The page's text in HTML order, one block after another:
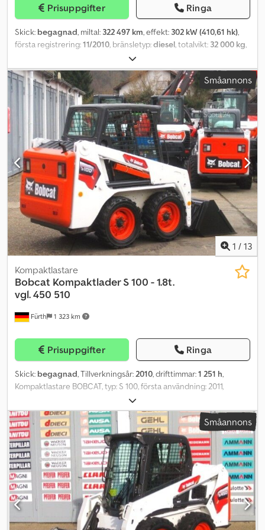
Prisuppgifter Ringa
Skick: begagnad, miltal: 322 497 km, effekt: 302 kW (410,61 hk),
första registrering:11/2010, bränsletyp:diesel, totalvikt: 32 000 kg,
vit, växeltyp:
emissionsklass:Euro 5, Tillverkningsår:2010, Utrustning:ABS,
elektroniskt stabilitetsprogram (ESP), luftkonditionering, Lastbil
betongpump MB Actros 3241 8x4 BB EPS med koppling Dcsdox S
A Injpfx Aqtjk Pump: Putzmeister BSF 31-5.16 H Skick: mycket bra
Småannons
1 / 13
Fürth 1 323 km
Kompaktlastare
Bobcat Kompaktlader S 100 - 1.8t.
vgl. 450 510
Prisuppgifter Ringa
Skick: begagnad, Tillverkningsår:2010, drifttimmar:1 251 h,
Kompaktlastare BOBCAT, typ: S 100, första användning: 2011,
driftsvikt: ca 1 860 kg, 4-cylindrig KUBOTA-dieselmotor (typ: V1505
– ca 35,50 hk / 26,10 kW vid 3 000 rpm), SKOPA (bredd: ca 1 400
mm) – SNABBVÄXLARE, EXTRA HYDRAULIK, nyttolast: 454 kg,
tippkapacitet: 915 kg, urlastningshöjd: 2 633 mm, ÖPPEN
FÖRARHYTT med SKJUTBARA SIDOFÖNSTER, ROPS / FOPS,
belysningsutrustning, ARBETSSTRÅLKASTARE (fram), komfortsäte,
last- och transportöglor. Däck: TERRÄNGDÄCK (27 x 10.50 - 15) –
runtom ca 80 %. Transportmått: längd: ca 2 800 mm (ca 2 260 mm
utan skopa), bredd: ca 1 250 mm, höjd: ca 1 960 mm. ∗∗∗
FINANSIERING MÖJLIG / TRANSPORT FÖRMÅNLIGT (VÄRLDEN
ÖVER) / VID EXPORT BETALAS ENDAST NETTOPRISET (!) ∗∗∗ ©
Småannons